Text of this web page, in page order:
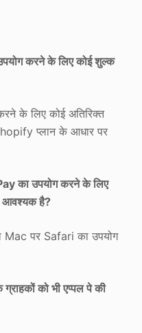
करने के लिए कोई शुल्क
के लिए कोई अतिरिक्त
प्लान के आधार पर
का उपयोग करने के लिए
आवश्यक है?
Mac पर Safari का उपयोग
को भी एप्पल पे की